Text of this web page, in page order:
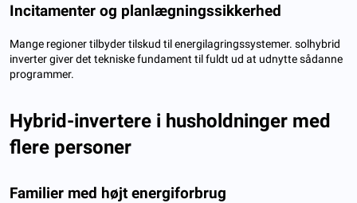
Incitamenter og planlægningssikkerhed
Mange regioner tilbyder tilskud til energilagringssystemer. solhybrid
inverter giver det tekniske fundament til fuldt ud at udnytte sådanne
programmer.
Hybrid-invertere i husholdninger med
flere personer
Familier med højt energiforbrug